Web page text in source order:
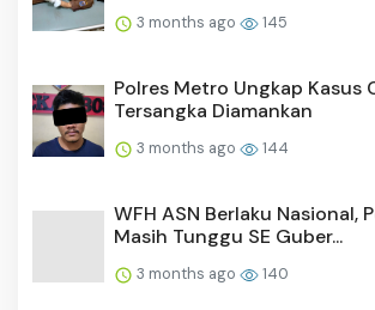
3 months ago 145
Polres Metro Ungkap Kasus
Tersangka Diamankan
3 months ago 144
WFH ASN Berlaku Nasional,
Masih Tunggu SE Guber...
3 months ago 140